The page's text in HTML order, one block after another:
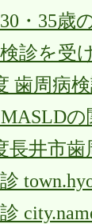
・35歳
診を受
歯周病
長井市歯